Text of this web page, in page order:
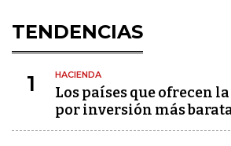
TENDENCIAS
1 HACIENDA
Los países que ofrecen
por inversión más